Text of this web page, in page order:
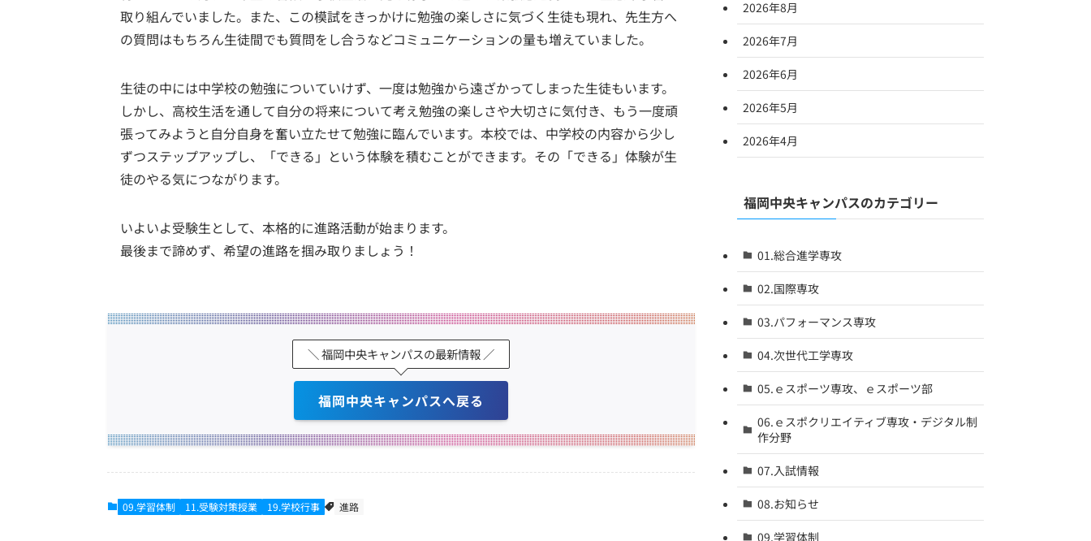
取り組んでいました。また、この模試をきっかけに勉強の楽しさに気づく生徒も現れ、先生方へ
の質問はもちろん生徒間でも質問をし合うなどコミュニケーションの量も増えていました。
生徒の中には中学校の勉強についていけず、一度は勉強から遠ざかってしまった生徒もいます。
しかし、高校生活を通して自分の将来について考え勉強の楽しさや大切さに気付き、もう一度頑
張ってみようと自分自身を奮い立たせて勉強に臨んでいます。本校では、中学校の内容から少し
ずつステップアップし、「できる」という体験を積むことができます。その「できる」体験が生
徒のやる気につながります。
いよいよ受験生として、本格的に進路活動が始まります。
最後まで諦めず、希望の進路を掴み取りましょう！
＼ 福岡中央キャンパスの最新情報 ／
福岡中央キャンパスへ戻る
09.学習体制 11.受験対策授業 19.学校行事 進路
2026年8月
2026年7月
2026年6月
2026年5月
2026年4月
福岡中央キャンパスのカテゴリー
01.総合進学専攻
02.国際専攻
03.パフォーマンス専攻
04.次世代工学専攻
05.ｅスポーツ専攻、ｅスポーツ部
06.ｅスポクリエイティブ専攻・デジタル制
作分野
07.入試情報
08.お知らせ
09.学習体制